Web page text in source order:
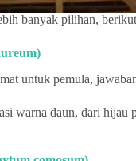
banyak pilihan,
untuk pemula,
warna daun, dari